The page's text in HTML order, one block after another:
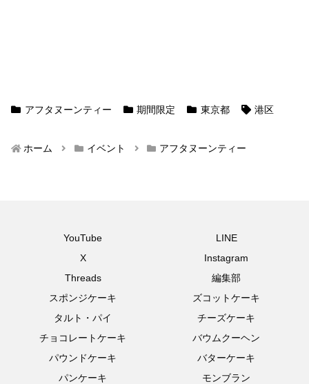
アフタヌーンティー 期間限定 東京都 港区
ホーム イベント アフタヌーンティー
YouTube
LINE
X
Instagram
Threads
編集部
スポンジケーキ
ズコットケーキ
タルト・パイ
チーズケーキ
チョコレートケーキ
バウムクーヘン
パウンドケーキ
バターケーキ
パンケーキ
モンブラン